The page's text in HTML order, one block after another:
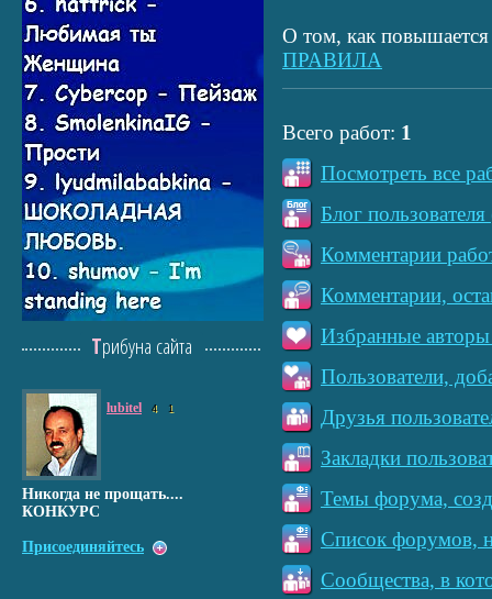
О том, как повышается
ПРАВИЛА
Всего работ: 1
Посмотреть все
Блог
Комментарии
Комментарии,
Избранные авторы
Пользователи,
Друзья
Закладки
Темы форума,
Список форумов,
Сообщества, в
Трибуна сайта
lubitel 4 1
Никогда не прощать....
КОНКУРС
Присоединяйтесь